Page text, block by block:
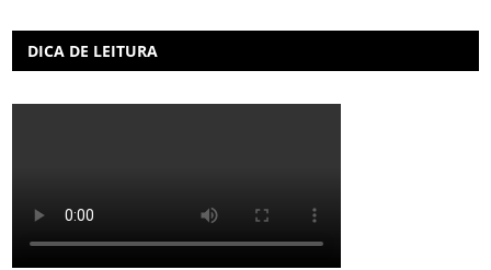
DICA DE LEITURA